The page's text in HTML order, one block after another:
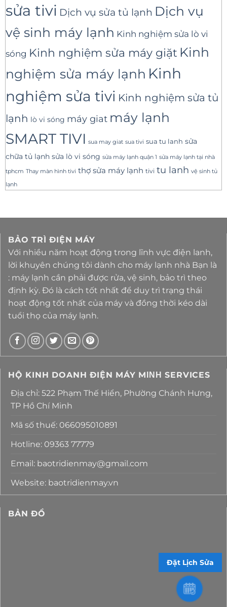
sửa tivi Dịch vụ sửa tủ lạnh Dịch vụ
vệ sinh máy lạnh Kinh nghiệm sửa lò vi
sóng Kinh nghiệm sửa máy giặt Kinh
nghiệm sửa máy lạnh Kinh
nghiệm sửa tivi Kinh nghiệm sửa tủ
lạnh lò vi sóng máy giat máy lạnh
SMART TIVI sua may giat sua tivi sua tu lanh sửa
chữa tủ lạnh sửa lò vi sóng sửa máy lạnh quận 1 sửa máy lạnh tại nhà
tphcm Thay màn hình tivi thợ sửa máy lạnh tivi tu lanh vệ sinh tủ
lạnh
BẢO TRÌ ĐIỆN MÁY
Với nhiều năm hoạt động trong lĩnh vực điện lanh,
lời khuyên chúng tôi dành cho máy lạnh nhà Bạn là
: máy lạnh cần phải được rửa, vệ sinh, bảo trì theo
định kỳ. Đó là cách tốt nhất để duy trì trạng thái
hoạt động tốt nhất của máy và đồng thời kéo dài
tuổi thọ của máy lạnh.
HỘ KINH DOANH ĐIỆN MÁY MΙΝΗ SERVICES
Địa chỉ: 522 Phạm Thế Hiển, Phường Chánh Hưng,
TP Hồ Chí Minh
Mã số thuế: 066095010891
Hotline: 09363 77779
Email: baotridienmay@gmail.com
Website: baotridienmay.vn
BẢN ĐỒ
Đặt Lịch Sửa